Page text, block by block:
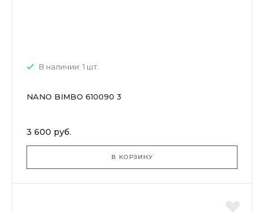
В наличии: 1 шт.
NANO BIMBO 610090 3
3 600 руб.
В КОРЗИНУ